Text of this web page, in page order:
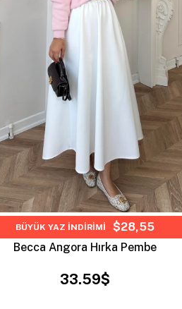
Becca Angora Hırka Pembe
33.59$
BÜYÜK YAZ İNDİRİMİ
$28,55